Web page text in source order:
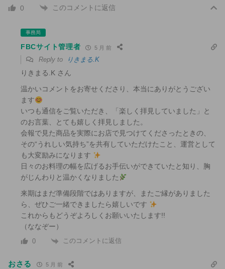
0 このコメントに返信
事務局
FBCサイト管理者 5 月 前
Reply to りきまる.K
りきまる.K さん
温かいコメントをお寄せくださり、本当にありがとうござい
ます
いつも通信をご覧いただき、「楽しく拝見していました」と
のお言葉、とても嬉しく拝見しました。
会報で見た商品を実際にお店で見つけてくださったときの、
その“うれしい気持ち”を共有していただけたこと、運営として
も大変励みになります
日々のお料理の幅を広げるお手伝いができていたと知り、胸
がじんわりと温かくなりました
来期はまだ準備段階ではありますが、またご縁がありました
ら、ぜひご一緒できましたら嬉しいです
これからもどうぞよろしくお願いいたします!!
（ななぞー）
0 このコメントに返信
おさる 5 月 前